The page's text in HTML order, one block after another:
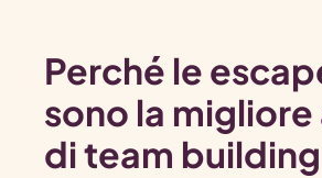
Perché le
sono la
di team building